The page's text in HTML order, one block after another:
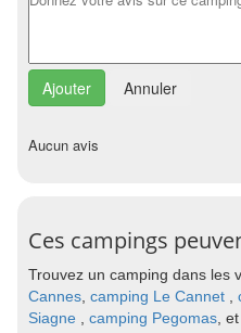
Annuler
Aucun avis
Ces campings
Trouvez un camping dans les
Cannes camping Le Cannet
Siagne
camping Pegomas , et